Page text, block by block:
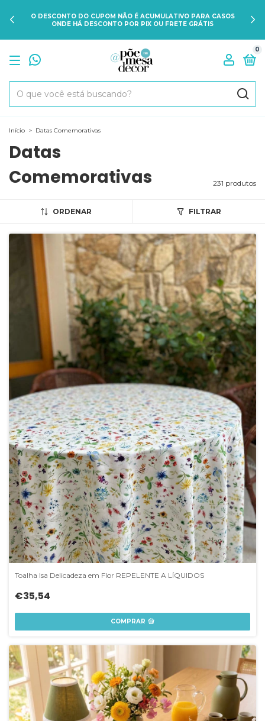
DÚVIDAS SOBRE O PRAZO DE ENTREGA? CLIQUE AQUI E FALE
CONOSCO PELO WHATSAPP P/ POSSIBILIDADE DE ENVIO
IMEDIATO.
0
Início > Datas Comemorativas
Datas
Comemorativas
231 produtos
ORDENAR FILTRAR
Toalha Isa Delicadeza em Flor REPELENTE A LÍQUIDOS
€35,54
COMPRAR